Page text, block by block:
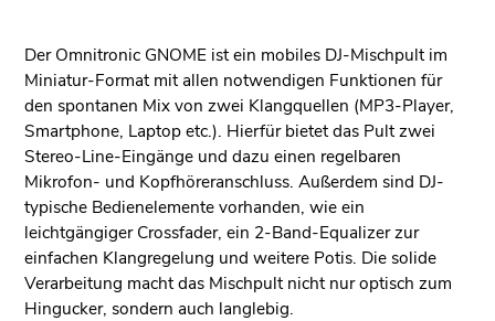
Der Omnitronic GNOME ist ein mobiles DJ-Mischpult im
Miniatur-Format mit allen notwendigen Funktionen für
den spontanen Mix von zwei Klangquellen (MP3-Player,
Smartphone, Laptop etc.). Hierfür bietet das Pult zwei
Stereo-Line-Eingänge und dazu einen regelbaren
Mikrofon- und Kopfhöreranschluss. Außerdem sind DJ-
typische Bedienelemente vorhanden, wie ein
leichtgängiger Crossfader, ein 2-Band-Equalizer zur
einfachen Klangregelung und weitere Potis. Die solide
Verarbeitung macht das Mischpult nicht nur optisch zum
Hingucker, sondern auch langlebig.